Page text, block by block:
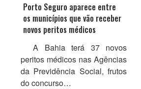
Porto Seguro aparece entre
os municípios que vão receber
novos peritos médicos
A Bahia terá 37 novos
peritos médicos nas Agências
da Previdência Social, frutos
do concurso…